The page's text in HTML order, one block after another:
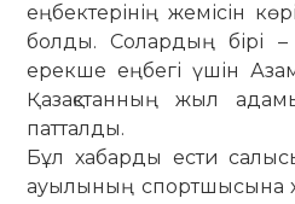
еңбек­­те­рінің же­місін
болды. Солар­дың бірі –
ерекше еңбегі үшін
Қа­зақ­стан­ның жыл
патталды.
Бұл хабарды ести
ауы­лы­ның спорт­­шысына